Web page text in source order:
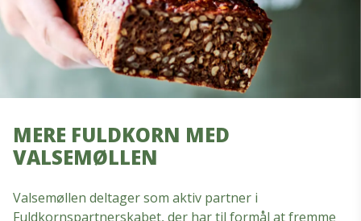
MERE FULDKORN MED
VALSEMØLLEN
Valsemøllen deltager som aktiv partner i
Fuldkornspartnerskabet, der har til formål at fremme